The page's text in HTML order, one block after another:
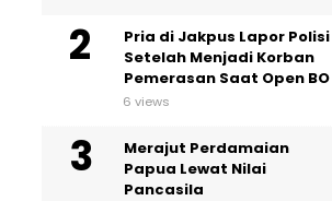
Pria di Jakpus Lapor Polisi
Setelah Menjadi Korban
Pemerasan Saat Open BO
6 views
Merajut Perdamaian
Papua Lewat Nilai
Pancasila